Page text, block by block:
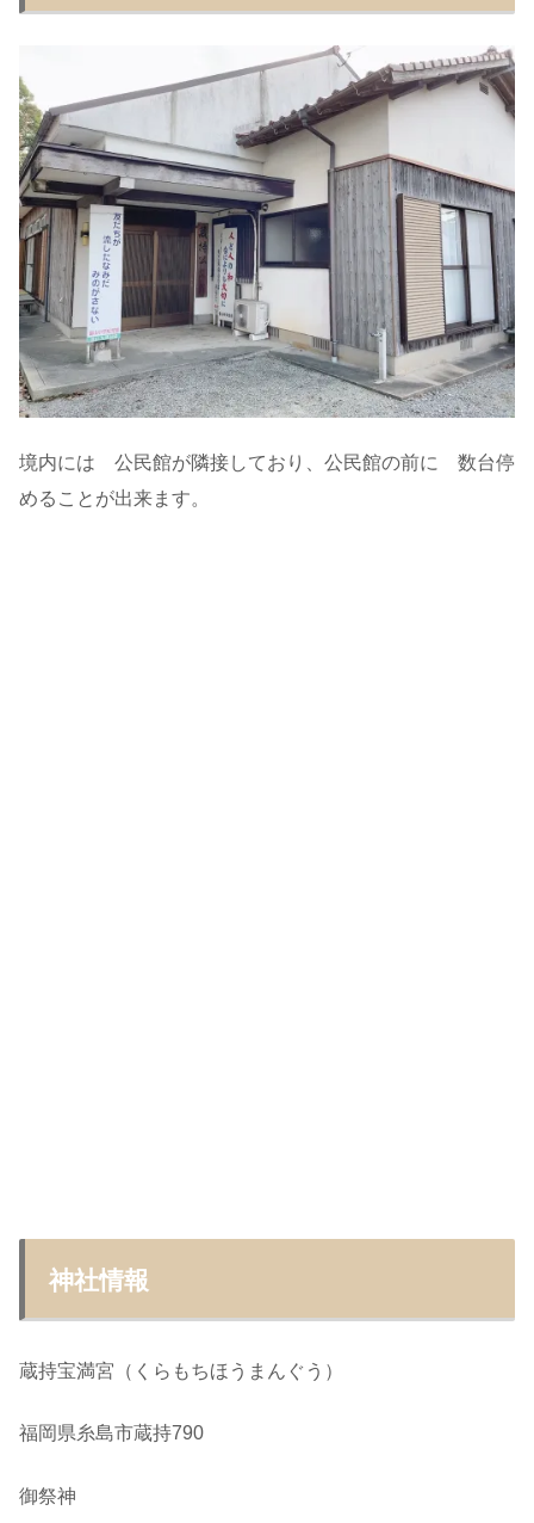
境内には 公民館が隣接しており、公民館の前に 数台停
めることが出来ます。
神社情報
蔵持宝満宮（くらもちほうまんぐう）
福岡県糸島市蔵持790
御祭神